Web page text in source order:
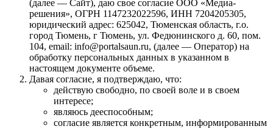
(далее — Сайт), даю свое согласие ООО «Медиа-
решения», ОГРН 1147232022596, ИНН 7204205305,
юридический адрес: 625042, Тюменская область, г.о.
город Тюмень, г Тюмень, ул. Федюнинского д. 60, пом.
104, email: info@portalsaun.ru, (далее — Оператор) на
обработку персональных данных в указанном в
настоящем документе объеме.
Давая согласие, я подтверждаю, что:
действую свободно, по своей воле и в своем
интересе;
являюсь дееспособным;
согласие является конкретным, информированным